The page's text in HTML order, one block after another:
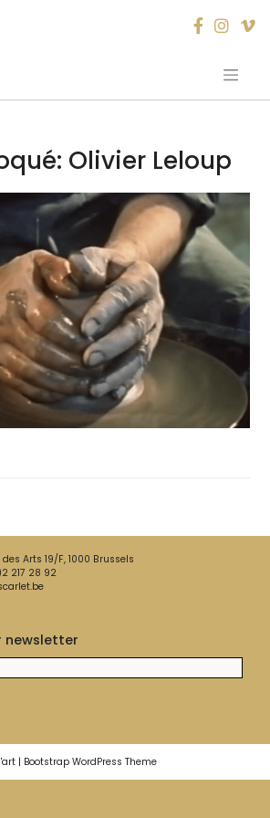
Olivier Leloup
Arts 19/F, 1000 Brussels
217 28 92
newsletter
| Bootstrap WordPress Theme